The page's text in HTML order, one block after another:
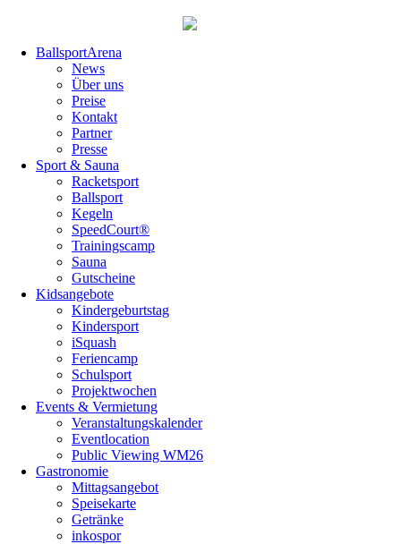
überspringenBallsportArena
News
Über uns
Preise
Kontakt
Partner
Presse
Sport & Sauna
Racketsport
Ballsport
Kegeln
SpeedCourt®
Trainingscamp
Sauna
Gutscheine
Kidsangebote
Kindergeburtstag
Kindersport
iSquash
Feriencamp
Schulsport
Projektwochen
Events & Vermietung
Veranstaltungskalender
Eventlocation
Public Viewing WM26
Gastronomie
Mittagsangebot
Speisekarte
Getränke
inkospor